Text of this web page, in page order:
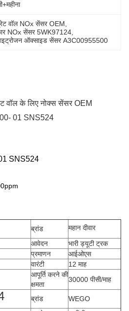
वॉल NOx सेंसर OEM
NOx सेंसर 5WK97124
ऑक्साइड सेंसर A3C00955500
वॉल के लिए नोक्स सेंसर OEM
01 SNS524
SNS524
ब्रांड
महान दीवार
आवेदन
भारी ड्यूटी ट्रक
प्रमाणन
आईओएस
वारंटी
12 माह
आपूर्ति करने की
क्षमता
30000 पीसी/माह
ब्रांड
WEGO